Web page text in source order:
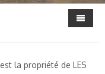
est la propriété de LES